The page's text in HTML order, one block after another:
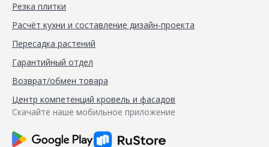
Резка плитки
Расчёт кухни и составление дизайн-проекта
Пересадка растений
Гарантийный отдел
Возврат/обмен товара
Центр компетенций кровель и фасадов
Скачайте наше мобильное приложение